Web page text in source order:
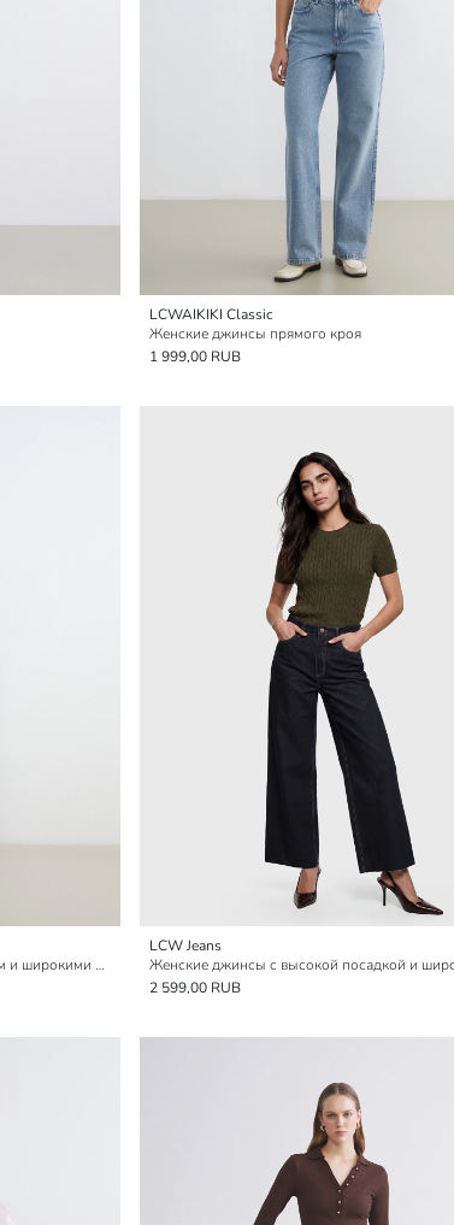
LCWAIKIKI Classic
Женские джинсы прямого кроя
1 999,00 RUB
Женские джинсы с эластичным поясом и широкими штанинами
LCW Jeans
2 599,00 RUB